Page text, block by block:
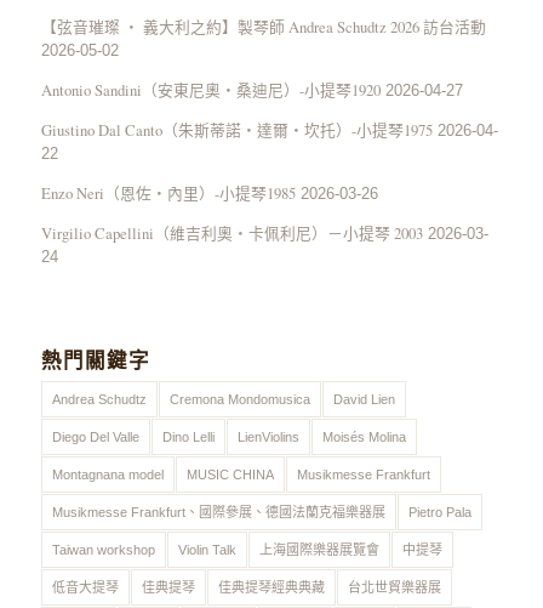
【弦音璀璨 ‧ 義大利之約】製琴師 Andrea Schudtz 2026 訪台活動
2026-05-02
Antonio Sandini（安東尼奧・桑迪尼）-小提琴1920 2026-04-27
Giustino Dal Canto（朱斯蒂諾・達爾・坎托）-小提琴1975 2026-04-
22
Enzo Neri（恩佐・內里）-小提琴1985 2026-03-26
Virgilio Capellini（維吉利奧・卡佩利尼）－小提琴 2003 2026-03-
24
熱門關鍵字
Andrea Schudtz Cremona Mondomusica David Lien
Diego Del Valle Dino Lelli LienViolins Moisés Molina
Montagnana model MUSIC CHINA Musikmesse Frankfurt
Musikmesse Frankfurt、國際參展、德國法蘭克福樂器展 Pietro Pala
Taiwan workshop Violin Talk 上海國際樂器展覽會 中提琴
低音大提琴 佳典提琴 佳典提琴經典典藏 台北世貿樂器展